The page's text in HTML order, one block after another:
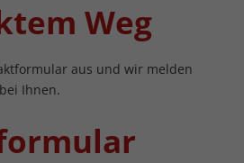
Weg
aus und wir melden
Ihnen.